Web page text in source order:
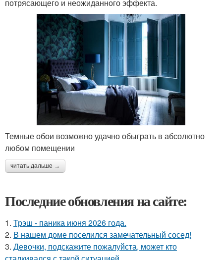
потрясающего и неожиданного эффекта.
Темные обои возможно удачно обыграть в абсолютно
любом помещении
читать дальше →
Последние обновления на сайте:
1. Трэш - паника июня 2026 года.
2. В нашем доме поселился замечательный сосед!
3. Девочки, подскажите пожалуйста, может кто